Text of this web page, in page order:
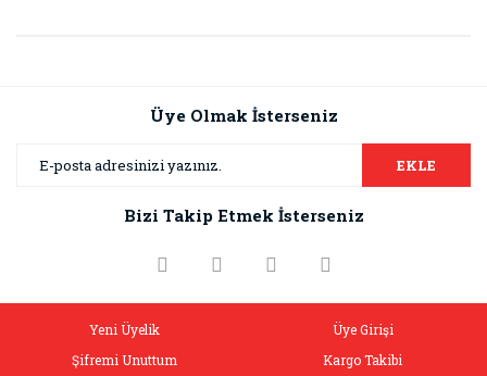
Görüş ve önerileriniz için teşekkür ederiz.
Ürün resmi kalitesiz, bozuk veya görüntülenemiyor.
Ürün bilgilerinde hatalar bulunuyor.
Üye Olmak İsterseniz
EKLE
Bizi Takip Etmek İsterseniz
Yeni Üyelik
Üye Girişi
Şifremi Unuttum
Kargo Takibi